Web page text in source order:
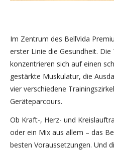
Im Zentrum des BellVida
erster Linie die Gesundheit.
konzentrieren sich auf einen
gestärkte Muskulatur, die
vier verschiedene
Geräteparcours.
Ob Kraft-, Herz- und
oder ein Mix aus allem – das
besten Voraussetzungen. Und